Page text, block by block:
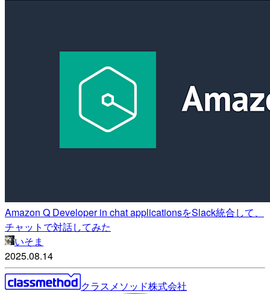
Amazon Q Developer in chat applicationsをSlack統合して、
チャットで対話してみた
いそま
2025.08.14
クラスメソッド株式会社